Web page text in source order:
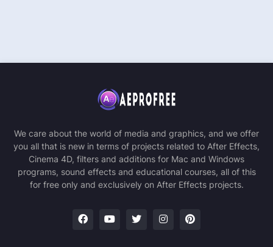
We care about the world of media and graphics, and we offer
you all that is new in terms of projects related to After Effects,
Cinema 4D, filters and additions for Mac and Windows
programs, sound effects and educational courses, all of this
for free only and exclusively on After Effects projects.